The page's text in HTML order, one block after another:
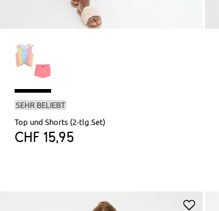
SEHR BELIEBT
Top und Shorts (2-tlg.Set)
CHF 15,95